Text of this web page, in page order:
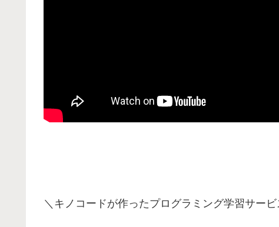
＼キノコードが作ったプログラミング学習サー